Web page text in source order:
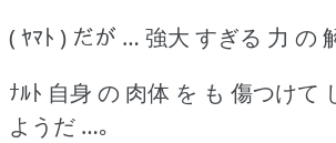
( ﾔﾏﾄ ) だが … 強大 すぎる 力 の
ﾅﾙﾄ 自身 の 肉体 を も 傷つけて
ようだ …｡